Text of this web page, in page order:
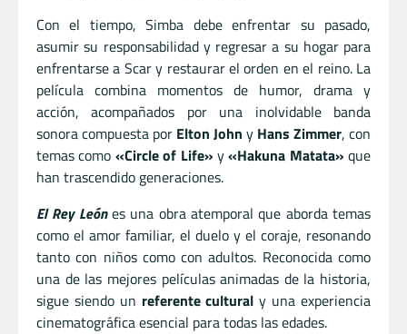
Con el tiempo, Simba debe enfrentar su pasado,
asumir su responsabilidad y regresar a su hogar para
enfrentarse a Scar y restaurar el orden en el reino. La
película combina momentos de humor, drama y
acción, acompañados por una inolvidable banda
sonora compuesta por Elton John y Hans Zimmer, con
temas como «Circle of Life» y«Hakuna Matata» que
han trascendido generaciones.
El Rey Leónes una obra atemporal que aborda temas
como el amor familiar, el duelo y el coraje, resonando
tanto con niños como con adultos. Reconocida como
una de las mejores películas animadas de la historia,
sigue siendo un referente cultural y una experiencia
cinematográfica esencial para todas las edades.